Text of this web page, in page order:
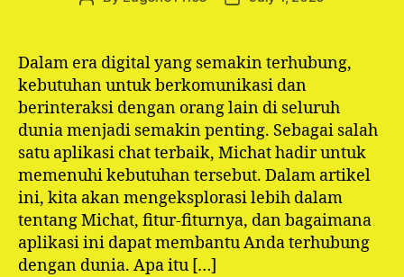
Dalam era digital yang semakin terhubung,
kebutuhan untuk berkomunikasi dan
berinteraksi dengan orang lain di seluruh
dunia menjadi semakin penting. Sebagai salah
satu aplikasi chat terbaik, Michat hadir untuk
memenuhi kebutuhan tersebut. Dalam artikel
ini, kita akan mengeksplorasi lebih dalam
tentang Michat, fitur-fiturnya, dan bagaimana
aplikasi ini dapat membantu Anda terhubung
dengan dunia. Apa itu […]